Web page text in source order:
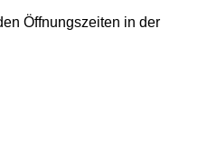
Öffnungszeiten in der